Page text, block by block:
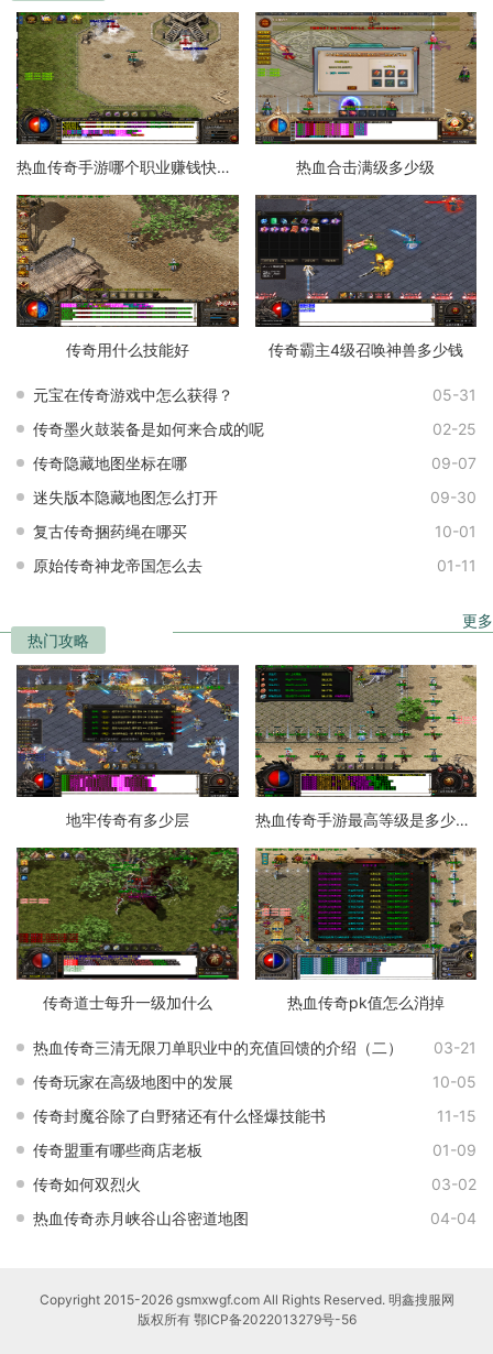
热血传奇手游哪个职业赚钱快一点 热血合击满级多少级
传奇用什么技能好 传奇霸主4级召唤神兽多少钱
元宝在传奇游戏中怎么获得？
05-31
传奇墨火鼓装备是如何来合成的呢
02-25
传奇隐藏地图坐标在哪
09-07
迷失版本隐藏地图怎么打开
09-30
复古传奇捆药绳在哪买
10-01
原始传奇神龙帝国怎么去
01-11
热门攻略
更多
地牢传奇有多少层 热血传奇手游最高等级是多少级的
传奇道士每升一级加什么 热血传奇pk值怎么消掉
热血传奇三清无限刀单职业中的充值回馈的介绍（二）
03-21
传奇玩家在高级地图中的发展
10-05
传奇封魔谷除了白野猪还有什么怪爆技能书
11-15
传奇盟重有哪些商店老板
01-09
传奇如何双烈火
03-02
热血传奇赤月峡谷山谷密道地图
04-04
Copyright 2015-2026 gsmxwgf.com All Rights Reserved. 明鑫搜服网
版权所有 鄂ICP备2022013279号-56